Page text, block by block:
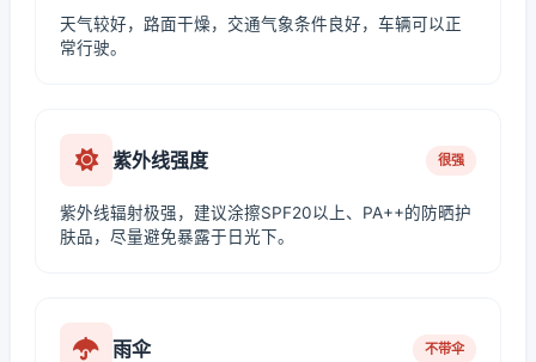
天气较好，路面干燥，交通气象条件良好，车辆可以正
常行驶。
紫外线强度 很强
紫外线辐射极强，建议涂擦SPF20以上、PA++的防晒护
肤品，尽量避免暴露于日光下。
雨伞 不带伞